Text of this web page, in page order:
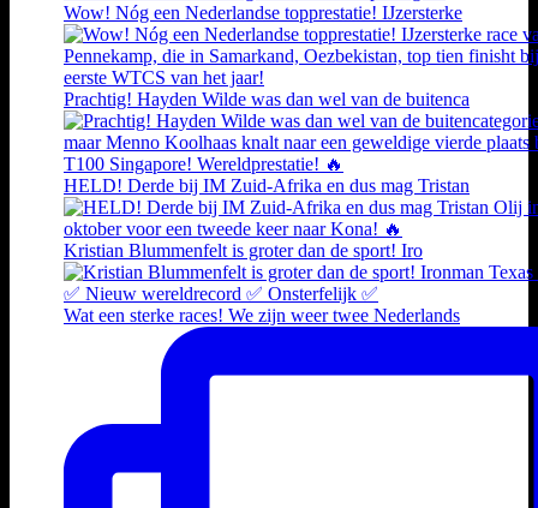
Wow! Nóg een Nederlandse topprestatie! IJzersterke
Prachtig! Hayden Wilde was dan wel van de buitenca
HELD! Derde bij IM Zuid-Afrika en dus mag Tristan
Kristian Blummenfelt is groter dan de sport! Iro
Wat een sterke races! We zijn weer twee Nederlands